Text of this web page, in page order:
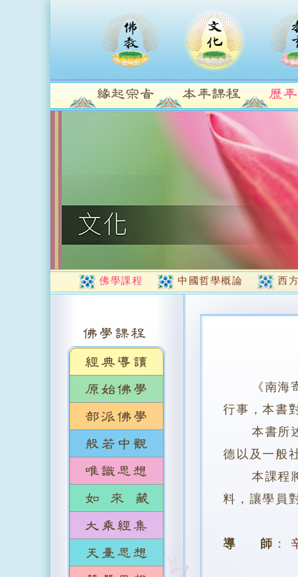
佛學課程 中國哲學概論 西
《南
行事，本書
本書所述
德以及一般
本課程將
料，讓學員
導 師 ：